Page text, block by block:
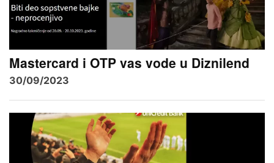
Mastercard i OTP vas vode u Diznilend
30/09/2023